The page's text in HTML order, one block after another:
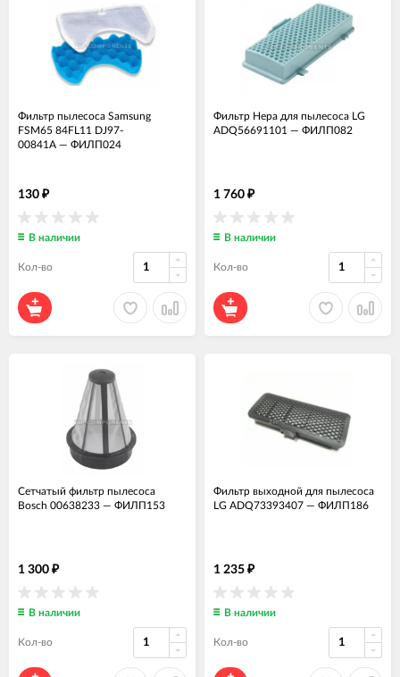
Фильтр пылесоса Samsung
FSM65 84FL11 DJ97-
00841A — ФИЛП024
130 ₽
В наличии
Кол-во
Фильтр Hepa для пылесоса LG
ADQ56691101 — ФИЛП082
1 760 ₽
В наличии
Кол-во
Сетчатый фильтр пылесоса
Bosch 00638233 — ФИЛП153
1 300 ₽
В наличии
Кол-во
Фильтр выходной для пылесоса
LG ADQ73393407 — ФИЛП186
1 235 ₽
В наличии
Кол-во